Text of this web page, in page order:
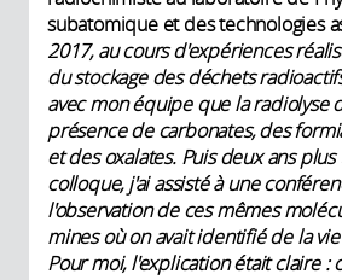
subatomique et des technologies
2017, au cours d'expériences
du stockage des déchets
avec mon équipe que la radiolyse
présence de carbonates, des
et des oxalates. Puis deux ans
colloque, j'ai assisté à une
l'observation de ces mêmes
mines où on avait identifié de la
Pour moi, l'explication était claire :